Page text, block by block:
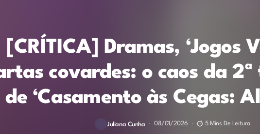
[CRÍTICA] Dramas, ‘Jogos
covardes: o caos da
de ‘Casamento às Cegas:
Juliana Cunha 08/01/2026 5 Mins De Leitura